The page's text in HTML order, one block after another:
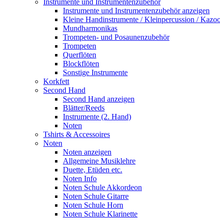
Instrumente und Instrumentenzubehör
Instrumente und Instrumentenzubehör anzeigen
Kleine Handinstrumente / Kleinpercussion /
Mundharmonikas
Trompeten- und Posaunenzubehör
Trompeten
Querflöten
Blockflöten
Sonstige Instrumente
Korkfett
Second Hand
Second Hand anzeigen
Blätter/Reeds
Instrumente (2. Hand)
Noten
Tshirts & Accessoires
Noten
Noten anzeigen
Allgemeine Musiklehre
Duette, Etüden etc.
Noten Info
Noten Schule Akkordeon
Noten Schule Gitarre
Noten Schule Horn
Noten Schule Klarinette